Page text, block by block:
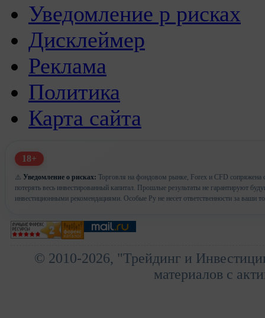
Уведомление р рисках
Дисклеймер
Реклама
Политика
Карта сайта
18+
⚠️ Уведомление о рисках: Торговля на фондовом рынке, Forex и CFD сопряжена
потерять весь инвестированный капитал. Прошлые результаты не гарантируют
инвестиционными рекомендациями. Особые Ру не несет ответственности за ваши
© 2010-2026, "Трейдинг и
материалов с